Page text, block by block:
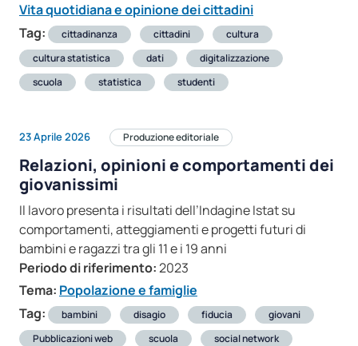
Vita quotidiana e opinione dei cittadini
Tag:
cittadinanza cittadini
cultura
cultura statistica
dati
digitalizzazione
scuola
statistica studenti
23 Aprile 2026 Produzione editoriale
Relazioni, opinioni e comportamenti dei
giovanissimi
Il lavoro presenta i risultati dell’Indagine Istat su
comportamenti, atteggiamenti e progetti futuri di
bambini e ragazzi tra gli 11 e i 19 anni
Periodo di riferimento:2023
Tema: Popolazione e famiglie
Tag:
bambini disagio fiducia
giovani
Pubblicazioni web
scuola
social network